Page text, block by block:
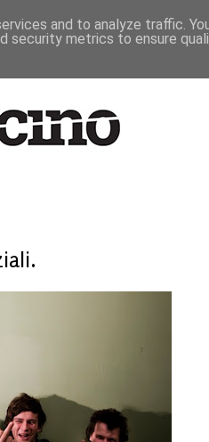
and to analyze traffic.
security metrics to ensure